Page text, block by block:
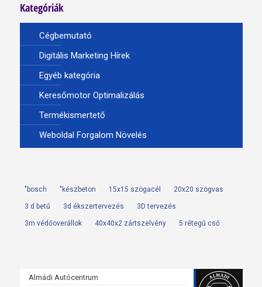
Kategóriák
Cégbemutató
Digitális Marketing Hírek
Egyéb kategória
Keresőmotor Optimalizálás
Termékismertető
Weboldal Forgalom Növelés
"bosch "készbeton 15x15 szögacél 20x20 szögvas
3 d betű 3d ékszertervezés 3D tervezés
3m védőoverállok 40x40x2 zártszelvény 5 rétegű cső
Almádi Autócentrum